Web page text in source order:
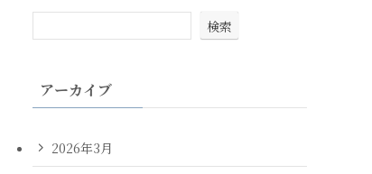
検索
アーカイブ
2026年3月